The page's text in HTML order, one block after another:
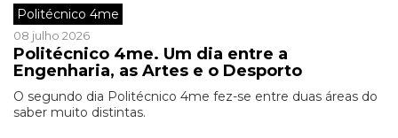
Politécnico 4me
08 julho 2026
Politécnico 4me. Um dia entre a
Engenharia, as Artes e o Desporto
O segundo dia Politécnico 4me fez-se entre duas áreas do
saber muito distintas.